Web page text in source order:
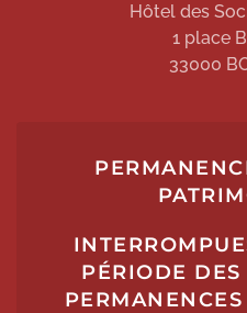
Hôtel des
1 place
33000
PÉRIODE DES